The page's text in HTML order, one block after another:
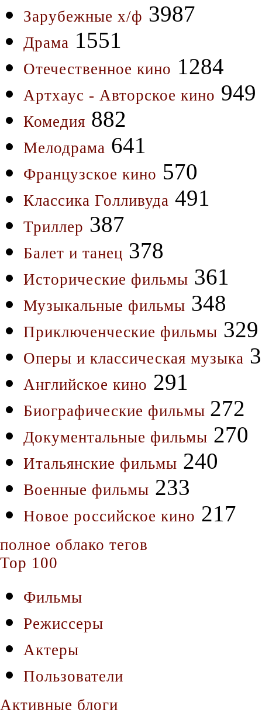
Зарубежные х/ф 3987
Драма 1551
Отечественное кино 1284
Артхаус - Авторское кино 949
Комедия 882
Мелодрама 641
Французское кино 570
Классика Голливуда 491
Триллер 387
Балет и танец 378
Исторические фильмы 361
Музыкальные фильмы 348
Приключенческие фильмы 329
Оперы и классическая музыка
Английское кино 291
Биографические фильмы 272
Документальные фильмы 270
Итальянские фильмы 240
Военные фильмы 233
Новое российское кино 217
полное облако тегов
Top 100
Фильмы
Режиссеры
Актеры
Пользователи
Активные блоги